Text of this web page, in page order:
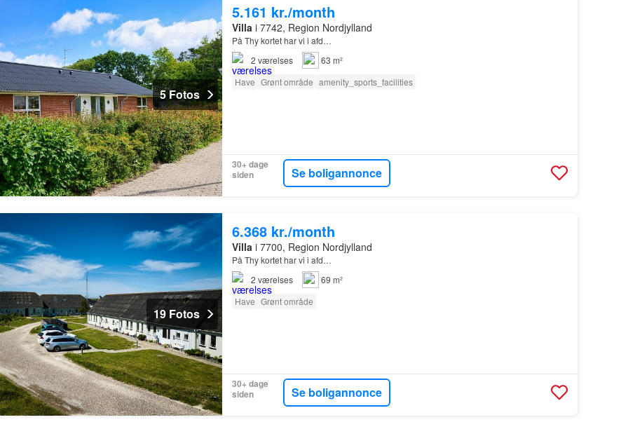
5 Fotos
5.161 kr./month
Villa i 7742, Region Nordjylland
På Thy kortet har vi i afd…
2 værelses
63 m²
Have Grønt område amenity_sports_facilities
30+ dage
siden
Se boligannonce
19 Fotos
6.368 kr./month
Villa i 7700, Region Nordjylland
På Thy kortet har vi i afd…
2 værelses
69 m²
Have Grønt område
30+ dage
siden
Se boligannonce